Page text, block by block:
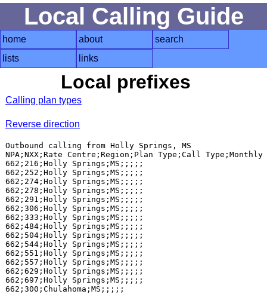
Local Calling Guide
home about
search
lists
links
Local prefixes
Calling plan types
Reverse direction
Outbound calling from Holly Springs, MS
NPA;NXX;Rate Centre;Region;Plan Type;Call
662;216;Holly Springs;MS;;;;;
662;252;Holly Springs;MS;;;;;
662;274;Holly Springs;MS;;;;;
662;278;Holly Springs;MS;;;;;
662;291;Holly Springs;MS;;;;;
662;306;Holly Springs;MS;;;;;
662;333;Holly Springs;MS;;;;;
662;484;Holly Springs;MS;;;;;
662;504;Holly Springs;MS;;;;;
662;544;Holly Springs;MS;;;;;
662;551;Holly Springs;MS;;;;;
662;557;Holly Springs;MS;;;;;
662;629;Holly Springs;MS;;;;;
662;697;Holly Springs;MS;;;;;
662;300;Chulahoma;MS;;;;;